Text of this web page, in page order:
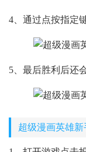
4、通过点按指定
5、最后胜利后还
超级漫画英雄新